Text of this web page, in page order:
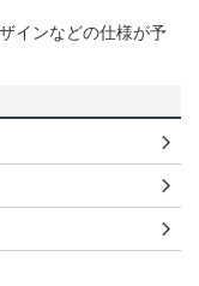
インなどの仕様が予